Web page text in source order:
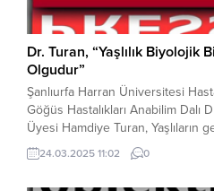
Dr. Turan, “Yaşlılık Biyolojik
Olgudur”
Şanlıurfa Harran Üniversitesi
Göğüs Hastalıkları Anabilim Dalı
Üyesi Hamdiye Turan, Yaşlıların
ile gelecek arasında köprü görevi
adetlerimizi, geleneklerimizi,
24.03.2025 11:02 0